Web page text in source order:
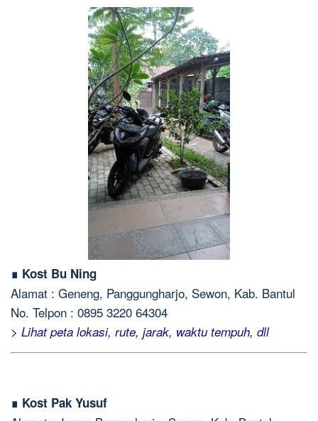
∎ Kost Bu Ning
Alamat : Geneng, Panggungharjo, Sewon, Kab. Bantul
No. Telpon : 0895 3220 64304
> Lihat peta lokasi, rute, jarak, waktu tempuh, dll
∎ Kost Pak Yusuf